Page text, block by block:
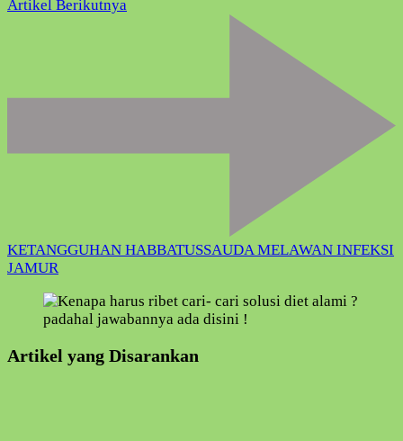
Artikel Berikutnya
KETANGGUHAN HABBATUSSAUDA MELAWAN INFEKSI
JAMUR
Artikel yang Disarankan